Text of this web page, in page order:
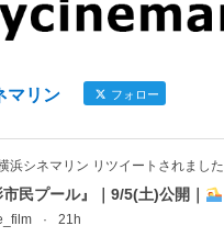
マリン フォロー
浜シネマリン リツイートされました
民プール』｜9/5(土)公開｜
· 21h